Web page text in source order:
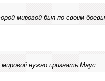
мировой был по своим
нужно признать Маус.